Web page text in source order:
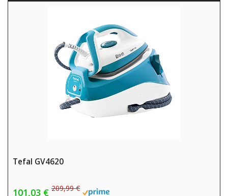
Tefal GV4620
101,03 € 209,99 €